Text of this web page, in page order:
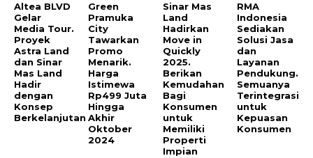
Altea BLVD
Gelar
Media Tour.
Proyek
Astra Land
dan Sinar
Mas Land
Hadir
dengan
Konsep
Berkelanjutan
Green
Pramuka
City
Tawarkan
Promo
Menarik.
Harga
Istimewa
Rp499 Juta
Hingga
Akhir
Oktober
2024
Sinar Mas
Land
Hadirkan
Move in
Quickly
2025.
Berikan
Kemudahan
Bagi
Konsumen
untuk
Memiliki
Properti
Impian
RMA
Indonesia
Sediakan
Solusi Jasa
dan
Layanan
Pendukung.
Semuanya
Terintegrasi
untuk
Kepuasan
Konsumen